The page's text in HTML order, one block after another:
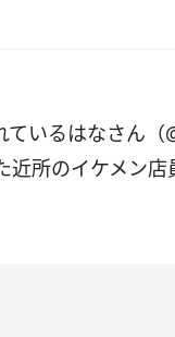
いるはなさん
所のイケメン